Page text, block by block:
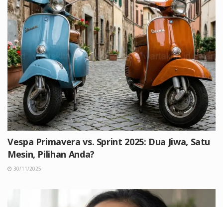
Vespa Primavera vs. Sprint 2025: Dua Jiwa, Satu
Mesin, Pilihan Anda?
30/11/2025